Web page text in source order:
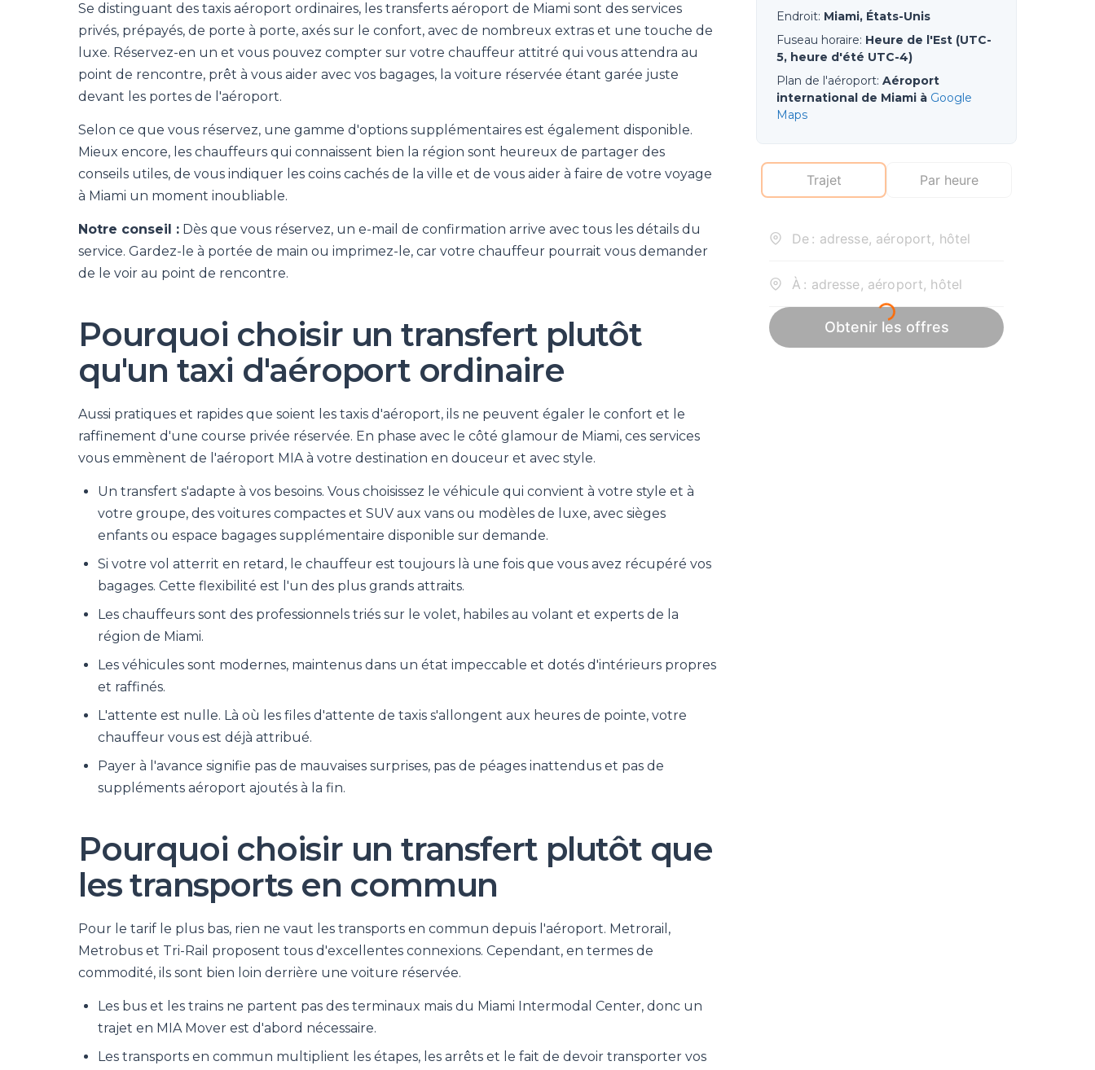
Se distinguant des taxis aéroport ordinaires, les transferts aéroport de Miami sont des services
privés, prépayés, de porte à porte, axés sur le confort, avec de nombreux extras et une touche de
luxe. Réservez-en un et vous pouvez compter sur votre chauffeur attitré qui vous attendra au
point de rencontre, prêt à vous aider avec vos bagages, la voiture réservée étant garée juste
devant les portes de l'aéroport.
Selon ce que vous réservez, une gamme d'options supplémentaires est également disponible.
Mieux encore, les chauffeurs qui connaissent bien la région sont heureux de partager des
conseils utiles, de vous indiquer les coins cachés de la ville et de vous aider à faire de votre voyage
à Miami un moment inoubliable.
Notre conseil : Dès que vous réservez, un e-mail de confirmation arrive avec tous les détails du
service. Gardez-le à portée de main ou imprimez-le, car votre chauffeur pourrait vous demander
de le voir au point de rencontre.
Pourquoi choisir un transfert plutôt
qu'un taxi d'aéroport ordinaire
Aussi pratiques et rapides que soient les taxis d'aéroport, ils ne peuvent égaler le confort et le
raffinement d'une course privée réservée. En phase avec le côté glamour de Miami, ces services
vous emmènent de l'aéroport MIA à votre destination en douceur et avec style.
Un transfert s'adapte à vos besoins. Vous choisissez le véhicule qui convient à votre style et à
votre groupe, des voitures compactes et SUV aux vans ou modèles de luxe, avec sièges
enfants ou espace bagages supplémentaire disponible sur demande.
Si votre vol atterrit en retard, le chauffeur est toujours là une fois que vous avez récupéré vos
bagages. Cette flexibilité est l'un des plus grands attraits.
Les chauffeurs sont des professionnels triés sur le volet, habiles au volant et experts de la
région de Miami.
Les véhicules sont modernes, maintenus dans un état impeccable et dotés d'intérieurs propres
et raffinés.
L'attente est nulle. Là où les files d'attente de taxis s'allongent aux heures de pointe, votre
chauffeur vous est déjà attribué.
Payer à l'avance signifie pas de mauvaises surprises, pas de péages inattendus et pas de
suppléments aéroport ajoutés à la fin.
Pourquoi choisir un transfert plutôt que
les transports en commun
Pour le tarif le plus bas, rien ne vaut les transports en commun depuis l'aéroport. Metrorail,
Metrobus et Tri-Rail proposent tous d'excellentes connexions. Cependant, en termes de
commodité, ils sont bien loin derrière une voiture réservée.
Les bus et les trains ne partent pas des terminaux mais du Miami Intermodal Center, donc un
trajet en MIA Mover est d'abord nécessaire.
Les transports en commun multiplient les étapes, les arrêts et le fait de devoir transporter vos
Endroit: Miami, États-Unis
Fuseau horaire: Heure de l'Est (UTC-
5, heure d'été UTC-4)
Plan de l'aéroport: Aéroport
international de Miami à Google
Maps